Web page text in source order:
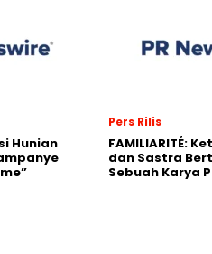
Hunian
Pers Rilis
FAMILIARITÉ:
dan Sastra
Sebuah Karya